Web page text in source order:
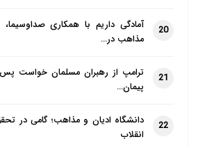
20
آمادگی داریم با همکاری
مذاهب در…
21
ترامپ از رهبران مسلمان خواست پس
پیمان…
22
دانشگاه ادیان و مذاهب؛ گامی در
انقلاب